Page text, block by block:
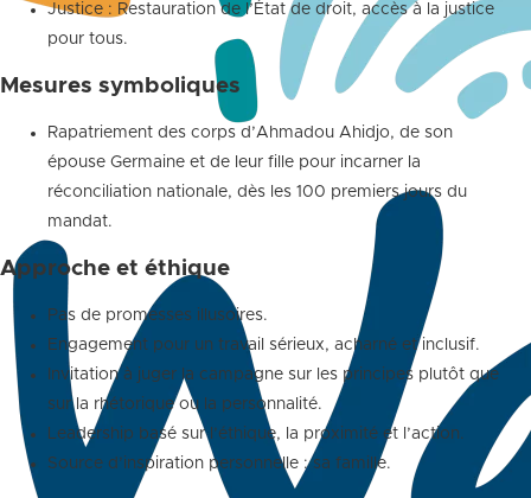
Justice : Restauration de l’État de droit, accès à la justice
pour tous.
Mesures symboliques
Rapatriement des corps d’Ahmadou Ahidjo, de son
épouse Germaine et de leur fille pour incarner la
réconciliation nationale, dès les 100 premiers jours du
mandat.
Approche et éthique
Pas de promesses illusoires.
Engagement pour un travail sérieux, acharné et inclusif.
Invitation à juger la campagne sur les principes plutôt que
sur la rhétorique ou la personnalité.
Leadership basé sur l’éthique, la proximité et l’action.
Source d’inspiration personnelle : sa famille.